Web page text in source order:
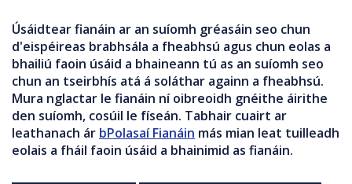
Úsáidtear fianáin ar an suíomh gréasáin seo chun
d'eispéireas brabhsála a fheabhsú agus chun eolas a
bhailiú faoin úsáid a bhaineann tú as an suíomh seo
chun an tseirbhís atá á soláthar againn a fheabhsú.
Mura nglactar le fianáin ní oibreoidh gnéithe áirithe
den suíomh, cosúil le físeán. Tabhair cuairt ar
leathanach ár bPolasaí Fianáin más mian leat tuilleadh
eolais a fháil faoin úsáid a bhainimid as fianáin.